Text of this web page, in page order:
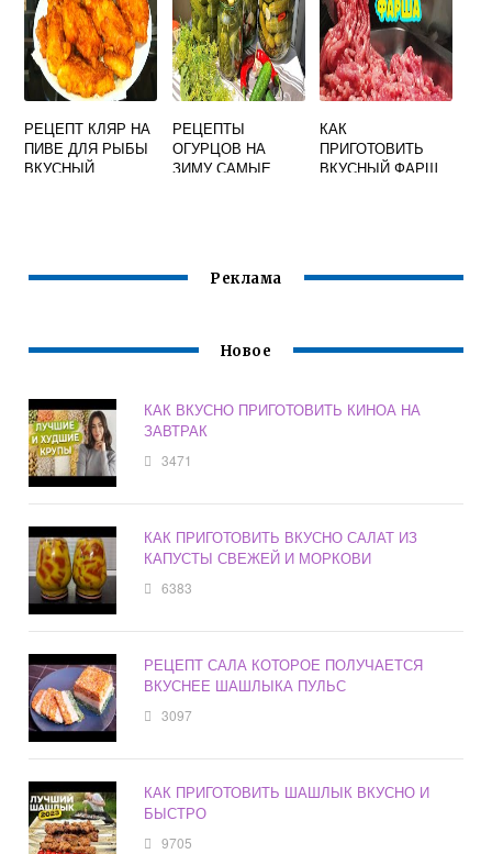
РЕЦЕПТ КЛЯР НА
ПИВЕ ДЛЯ РЫБЫ
ВКУСНЫЙ
РЕЦЕПТЫ
ОГУРЦОВ НА
ЗИМУ САМЫЕ
КАК
ПРИГОТОВИТЬ
ВКУСНЫЙ ФАРШ
Реклама
Новое
КАК ВКУСНО ПРИГОТОВИТЬ КИНОА НА
ЗАВТРАК
3471
КАК ПРИГОТОВИТЬ ВКУСНО САЛАТ ИЗ
КАПУСТЫ СВЕЖЕЙ И МОРКОВИ
6383
РЕЦЕПТ САЛА КОТОРОЕ ПОЛУЧАЕТСЯ
ВКУСНЕЕ ШАШЛЫКА ПУЛЬС
3097
КАК ПРИГОТОВИТЬ ШАШЛЫК ВКУСНО И
БЫСТРО
9705